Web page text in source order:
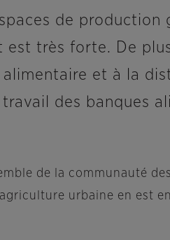
de
très forte. De
et à la
des banques
de la communauté
urbaine en est